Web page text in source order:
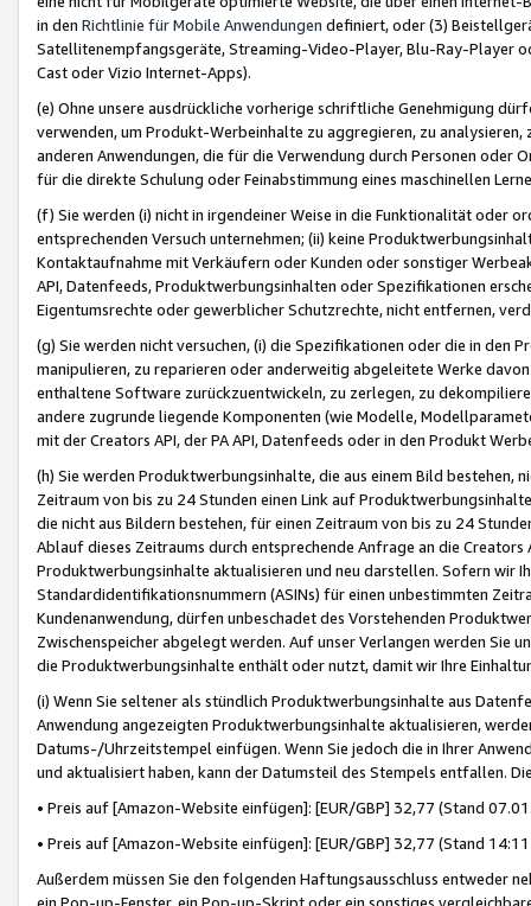
in den Richtlinie für Mobile Anwendungen definiert, oder (3)
Satellitenempfangsgeräte, Streaming-Video-Player, Blu-Ray-Player
Cast oder Vizio Internet-Apps).
(e) Ohne unsere ausdrückliche vorherige schriftliche Genehmigung
verwenden, um Produkt-Werbeinhalte zu aggregieren, zu
anderen Anwendungen, die für die Verwendung durch Personen
für die direkte Schulung oder Feinabstimmung eines maschinellen
(f) Sie werden (i) nicht in irgendeiner Weise in die Funktionalität oder
entsprechenden Versuch unternehmen; (ii) keine
Kontaktaufnahme mit Verkäufern oder Kunden oder sonstiger
API, Datenfeeds, Produktwerbungsinhalten oder Spezifikationen
Eigentumsrechte oder gewerblicher Schutzrechte, nicht entfernen,
(g) Sie werden nicht versuchen, (i) die Spezifikationen oder die in
manipulieren, zu reparieren oder anderweitig abgeleitete Werke
enthaltene Software zurückzuentwickeln, zu zerlegen, zu
andere zugrunde liegende Komponenten (wie Modelle,
mit der Creators API, der PA API, Datenfeeds oder in den Produkt
(h) Sie werden Produktwerbungsinhalte, die aus einem Bild bestehen,
Zeitraum von bis zu 24 Stunden einen Link auf
die nicht aus Bildern bestehen, für einen Zeitraum von bis zu 24
Ablauf dieses Zeitraums durch entsprechende Anfrage an die
Produktwerbungsinhalte aktualisieren und neu darstellen. Sofern wir
Standardidentifikationsnummern (ASINs) für einen unbestimmten
Kundenanwendung, dürfen unbeschadet des Vorstehenden
Zwischenspeicher abgelegt werden. Auf unser Verlangen werden Sie
die Produktwerbungsinhalte enthält oder nutzt, damit wir Ihre
(i) Wenn Sie seltener als stündlich Produktwerbungsinhalte aus
Anwendung angezeigten Produktwerbungsinhalte aktualisieren,
Datums-/Uhrzeitstempel einfügen. Wenn Sie jedoch die in Ihrer
und aktualisiert haben, kann der Datumsteil des Stempels entfallen.
• Preis auf [Amazon-Website einfügen]: [EUR/GBP] 32,77 (Stand
• Preis auf [Amazon-Website einfügen]: [EUR/GBP] 32,77 (Stand
Außerdem müssen Sie den folgenden Haftungsausschluss entweder
ein Pop-up-Fenster, ein Pop-up-Skript oder ein sonstiges